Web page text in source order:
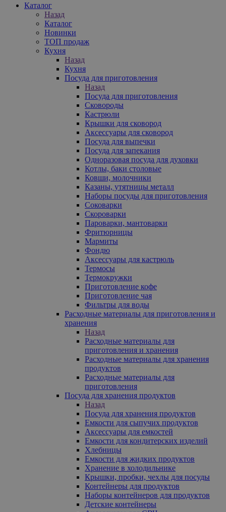
Каталог
Назад
Каталог
Новинки
ТОП продаж
Кухня
Назад
Кухня
Посуда для приготовления
Назад
Посуда для приготовления
Сковороды
Кастрюли
Крышки для сковород
Аксессуары для сковород
Посуда для выпечки
Посуда для запекания
Одноразовая посуда для духовки
Котлы, баки столовые
Ковши, молочники
Казаны, утятницы металл
Наборы посуды для приготовления
Соковарки
Скороварки
Пароварки, мантоварки
Фритюрницы
Мармиты
Фондю
Аксессуары для кастрюль
Термосы
Термокружки
Приготовление кофе
Приготовление чая
Фильтры для воды
Расходные материалы для приготовления и
хранения
Назад
Расходные материалы для
приготовления и хранения
Расходные материалы для хранения
продуктов
Расходные материалы для
приготовления
Посуда для хранения продуктов
Назад
Посуда для хранения продуктов
Емкости для сыпучих продуктов
Аксессуары для емкостей
Емкости для кондитерских изделий
Хлебницы
Емкости для жидких продуктов
Хранение в холодильнике
Крышки, пробки, чехлы для посуды
Контейнеры для продуктов
Наборы контейнеров для продуктов
Детские контейнеры